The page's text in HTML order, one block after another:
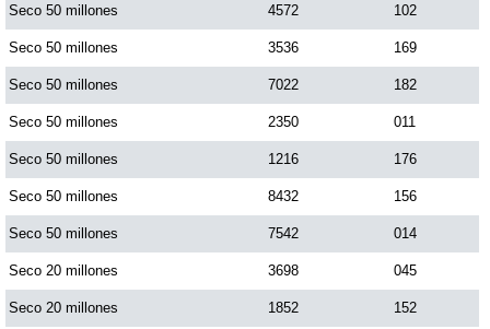
Seco 50 millones 4572 102
Seco 50 millones 3536 169
Seco 50 millones 7022 182
Seco 50 millones 2350 011
Seco 50 millones 1216 176
Seco 50 millones 8432 156
Seco 50 millones 7542 014
Seco 20 millones 3698 045
Seco 20 millones 1852 152